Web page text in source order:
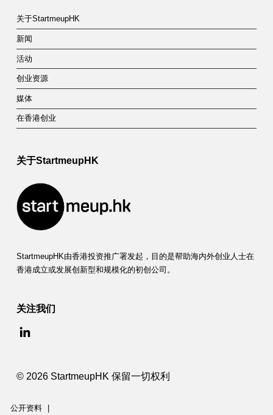
关于StartmeupHK
新闻
活动
创业资源
媒体
在香港创业
关于StartmeupHK
StartmeupHK由香港投资推广署发起，目的是帮助海内外创业人士在
香港成立或发展创新型和规模化的初创公司。
关注我们
© 2026 StartmeupHK 保留一切权利
公开资料